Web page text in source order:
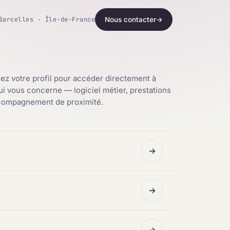
Sarcelles · Île-de-France Nous contacter→
votre profil pour accéder directement à
vous concerne — logiciel métier, prestations
de proximité.